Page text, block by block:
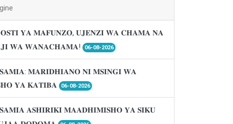
𝐘𝐀 𝐌𝐀𝐅𝐔𝐍𝐙𝐎, 𝐔𝐉𝐄𝐍𝐙𝐈 𝐖𝐀 𝐂𝐇𝐀𝐌𝐀 𝐍𝐀
𝐖𝐀 𝐖𝐀𝐍𝐀𝐂𝐇𝐀𝐌𝐀!
06-08-2026
𝐌𝐀𝐑𝐈𝐃𝐇𝐈𝐀𝐍𝐎 𝐍𝐈 𝐌𝐒𝐈𝐍𝐆𝐈 𝐖𝐀
𝐘𝐀 𝐊𝐀𝐓𝐈𝐁𝐀
06-08-2026
𝐀𝐒𝐇𝐈𝐑𝐈𝐊𝐈 𝐌𝐀𝐀𝐃𝐇𝐈𝐌𝐈𝐒𝐇𝐎 𝐘𝐀 𝐒𝐈𝐊𝐔